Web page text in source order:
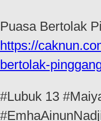
Puasa Bertolak
https://
bertolak-
#Lubuk 13